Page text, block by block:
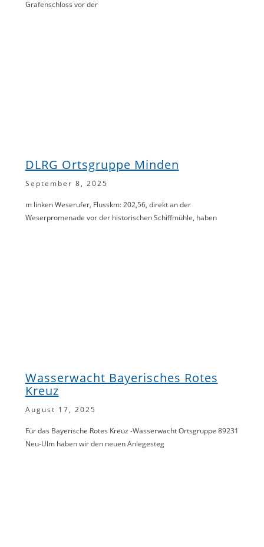
Grafenschloss vor der
DLRG Ortsgruppe Minden
September 8, 2025
m linken Weserufer, Flusskm: 202,56, direkt an der
Weserpromenade vor der historischen Schiffmühle, haben
Wasserwacht Bayerisches Rotes
Kreuz
August 17, 2025
Für das Bayerische Rotes Kreuz -Wasserwacht Ortsgruppe 89231
Neu-Ulm haben wir den neuen Anlegesteg